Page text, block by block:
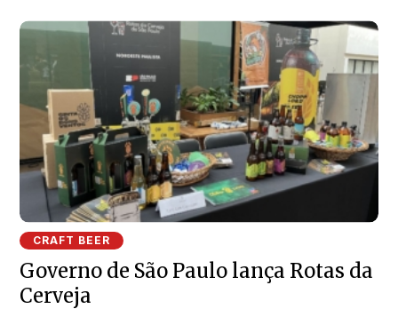
CRAFT BEER
Governo de São Paulo lança Rotas da
Cerveja